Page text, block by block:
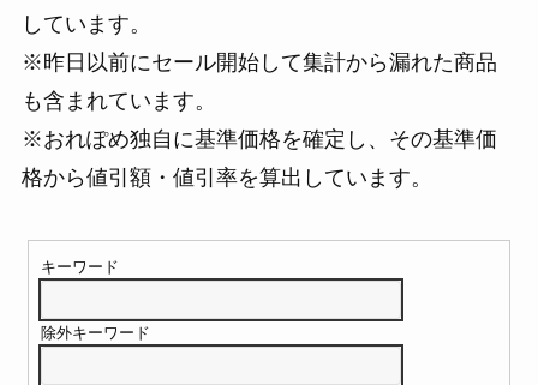
しています。
※昨日以前にセール開始して集計から漏れた商品
も含まれています。
※おれぽめ独自に基準価格を確定し、その基準価
格から値引額・値引率を算出しています。
キーワード
除外キーワード